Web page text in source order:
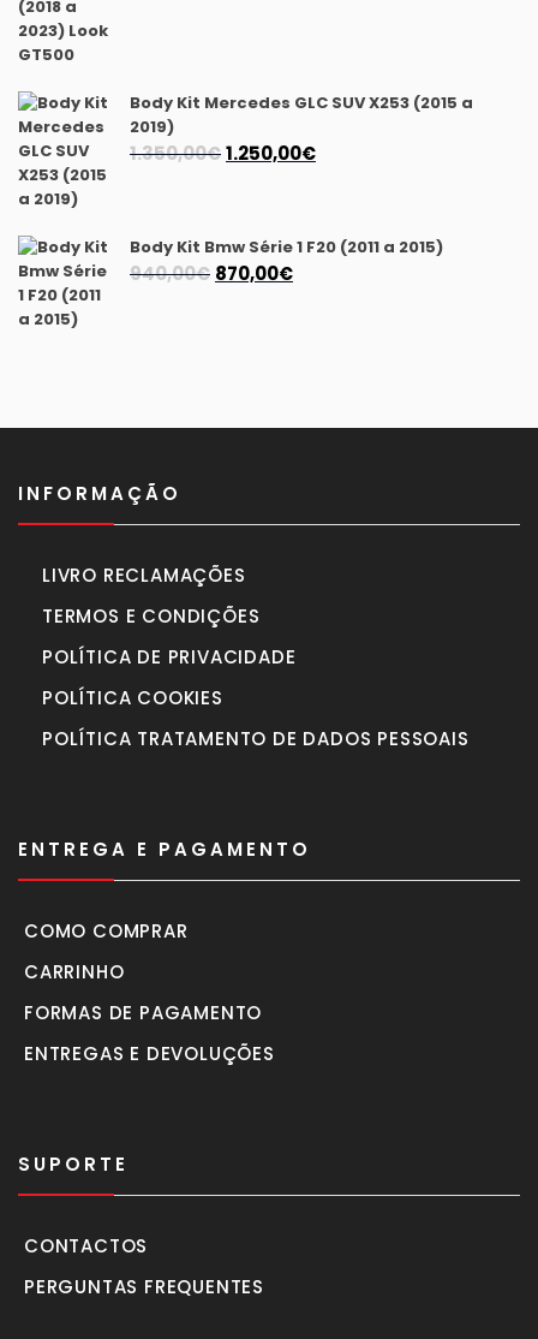
Body Kit Mercedes GLC SUV X253 (2015 a
2019)
1.350,00€O
era:
1.350,00€.
1.250,00€O
é:
Body Kit Bmw Série 1 F20 (2011 a 2015)
940,00€ O
870,00€O
INFORMAÇÃO
LIVRO RECLAMAÇÕES
TERMOS E CONDIÇÕES
POLÍTICA DE PRIVACIDADE
POLÍTICA COOKIES
POLÍTICA TRATAMENTO DE DADOS PESSOAIS
ENTREGA E PAGAMENTO
COMO COMPRAR
CARRINHO
FORMAS DE PAGAMENTO
ENTREGAS E DEVOLUÇÕES
SUPORTE
CONTACTOS
PERGUNTAS FREQUENTES